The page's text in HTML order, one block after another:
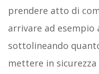
prendere atto di
arrivare ad esempio
sottolineando
mettere in